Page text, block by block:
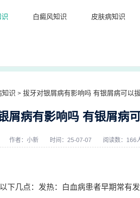
白癜风知识 皮肤病知识
知识 > 拔牙对银屑病有影响吗 有银屑病可以
屑病有影响吗 有银屑病
作者：小新 时间：25-07-07 阅读数：166
下几点：发热：白血病患者早期常有